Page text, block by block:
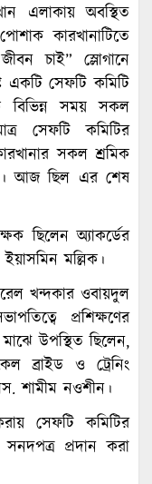
এলাকায় অবস্থিত
কারখানাটিতে
চাই” স্লোগানে
একটি সেফটি কমিটি
বিভিন্ন সময় সকল
সেফটি কমিটির
সকল শ্রমিক
আজ ছিল এর শেষ
ছিলেন অ্যাকর্ডের
মল্লিক।
খন্দকার ওবায়দুল
প্রশিক্ষণের
উপস্থিত ছিলেন,
ব্রাইড ও ট্রেনিং
শামীম নওশীন।
সেফটি কমিটির
প্রদান করা